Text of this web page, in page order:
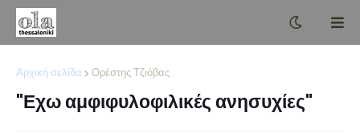
Αρχική σελίδα Ορέστης Τζιόβας
"Εχω αμφιφυλοφιλικές ανησυχίες"